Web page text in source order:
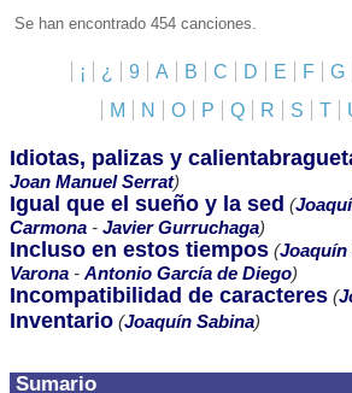
Se han encontrado 454 canciones.
¡ ¿ 9 A B C D E F G
M
N O P Q R S T
Sumario
Idiotas, palizas y
Joan Manuel Serrat)
Igual que el sueño y la sed (
Carmona - Javier Gurruchaga)
Incluso en estos tiempos (Joaquín
Varona - Antonio García de Diego)
Incompatibilidad de caracteres (
Inventario (Joaquín Sabina)